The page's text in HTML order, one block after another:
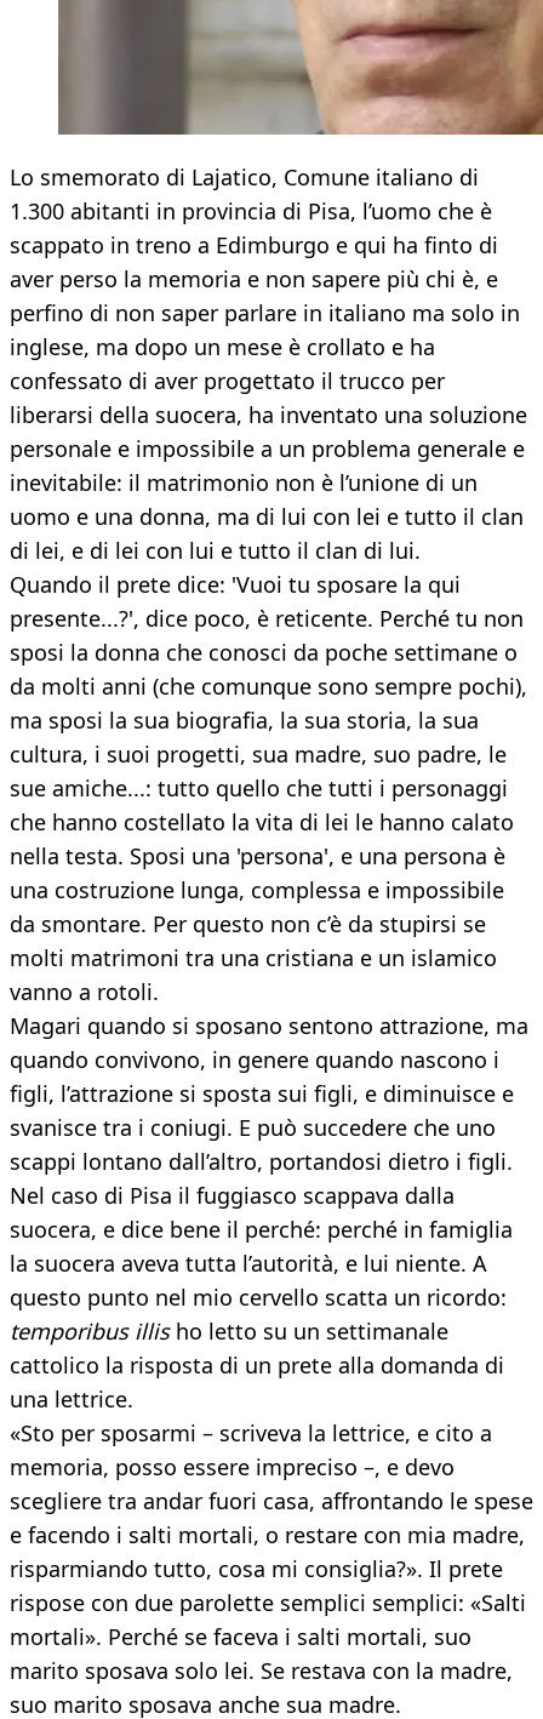
Lo smemorato di Lajatico, Comune italiano di
1.300 abitanti in provincia di Pisa, l’uomo che è
scappato in treno a Edimburgo e qui ha finto di
aver perso la memoria e non sapere più chi è, e
perfino di non saper parlare in italiano ma solo in
inglese, ma dopo un mese è crollato e ha
confessato di aver progettato il trucco per
liberarsi della suocera, ha inventato una soluzione
personale e impossibile a un problema generale e
inevitabile: il matrimonio non è l’unione di un
uomo e una donna, ma di lui con lei e tutto il clan
di lei, e di lei con lui e tutto il clan di lui.
Quando il prete dice: 'Vuoi tu sposare la qui
presente...?', dice poco, è reticente. Perché tu non
sposi la donna che conosci da poche settimane o
da molti anni (che comunque sono sempre pochi),
ma sposi la sua biografia, la sua storia, la sua
cultura, i suoi progetti, sua madre, suo padre, le
sue amiche...: tutto quello che tutti i personaggi
che hanno costellato la vita di lei le hanno calato
nella testa. Sposi una 'persona', e una persona è
una costruzione lunga, complessa e impossibile
da smontare. Per questo non c’è da stupirsi se
molti matrimoni tra una cristiana e un islamico
vanno a rotoli.
Magari quando si sposano sentono attrazione, ma
quando convivono, in genere quando nascono i
figli, l’attrazione si sposta sui figli, e diminuisce e
svanisce tra i coniugi. E può succedere che uno
scappi lontano dall’altro, portandosi dietro i figli.
Nel caso di Pisa il fuggiasco scappava dalla
suocera, e dice bene il perché: perché in famiglia
la suocera aveva tutta l’autorità, e lui niente. A
questo punto nel mio cervello scatta un ricordo:
temporibus illisho letto su un settimanale
cattolico la risposta di un prete alla domanda di
una lettrice.
«Sto per sposarmi – scriveva la lettrice, e cito a
memoria, posso essere impreciso –, e devo
scegliere tra andar fuori casa, affrontando le spese
e facendo i salti mortali, o restare con mia madre,
risparmiando tutto, cosa mi consiglia?». Il prete
rispose con due parolette semplici semplici: «Salti
mortali». Perché se faceva i salti mortali, suo
marito sposava solo lei. Se restava con la madre,
suo marito sposava anche sua madre.